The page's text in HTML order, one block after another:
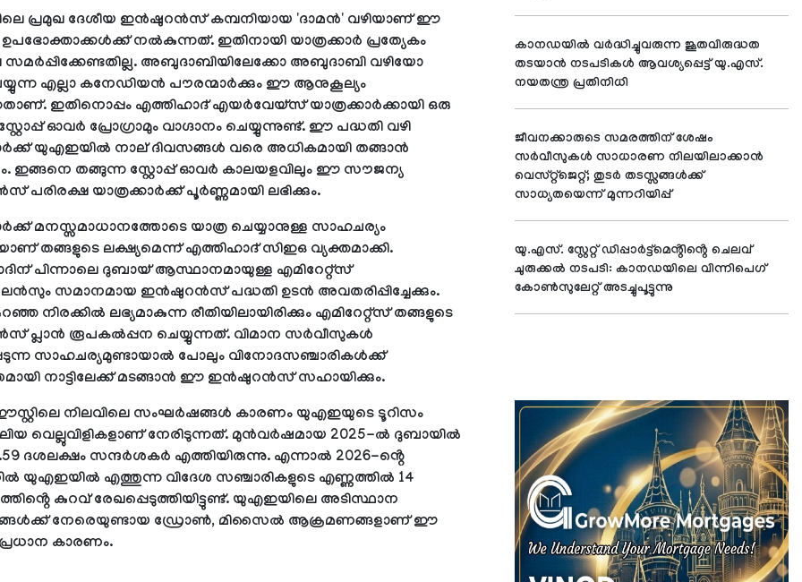
പ്രമുഖ ദേശീയ ഇൻഷുറൻസ് കമ്പനിയായ 'ദാമൻ' വഴിയാണ് ഈ
ഉപഭോക്താക്കൾക്ക് നൽകുന്നത്. ഇതിനായി യാത്രക്കാർ പ്രത്യേകം
അബുദാബിയിലേക്കോ അബുദാബി വഴിയോ
എല്ലാ കനേഡിയൻ പൗരന്മാർക്കും ഈ ആനുകൂല്യം
ഇതിനൊപ്പം എത്തിഹാദ് എയർവേയ്‌സ് യാത്രക്കാർക്കായി ഒരു
ഓവർ പ്രോഗ്രാമും വാഗ്ദാനം ചെയ്യുന്നുണ്ട്. ഈ പദ്ധതി വഴി
യുഎഇയിൽ നാല് ദിവസങ്ങൾ വരെ അധികമായി തങ്ങാൻ
ഇങ്ങനെ തങ്ങുന്ന സ്റ്റോപ്പ് ഓവർ കാലയളവിലും ഈ സൗജന്യ
പരിരക്ഷ യാത്രക്കാർക്ക് പൂർണ്ണമായി ലഭിക്കും.
മനസ്സമാധാനത്തോടെ യാത്ര ചെയ്യാനുള്ള സാഹചര്യം
തങ്ങളുടെ ലക്ഷ്യമെന്ന് എത്തിഹാദ് സിഇഒ വ്യക്തമാക്കി.
പിന്നാലെ ദുബായ് ആസ്ഥാനമായുള്ള എമിറേറ്റ്സ്
സമാനമായ ഇൻഷുറൻസ് പദ്ധതി ഉടൻ അവതരിപ്പിച്ചേക്കും.
നിരക്കിൽ ലഭ്യമാകുന്ന രീതിയിലായിരിക്കും എമിറേറ്റ്സ് തങ്ങളുടെ
പ്ലാൻ രൂപകൽപ്പന ചെയ്യുന്നത്. വിമാന സർവീസുകൾ
സാഹചര്യമുണ്ടായാൽ പോലും വിനോദസഞ്ചാരികൾക്ക്
നാട്ടിലേക്ക് മടങ്ങാൻ ഈ ഇൻഷുറൻസ് സഹായിക്കും.
നിലവിലെ സംഘർഷങ്ങൾ കാരണം യുഎഇയുടെ ടൂറിസം
വെല്ലുവിളികളാണ് നേരിടുന്നത്. മുൻവർഷമായ 2025-ൽ ദുബായിൽ
ദശലക്ഷം സന്ദർശകർ എത്തിയിരുന്നു. എന്നാൽ 2026-ൻ്റെ
യുഎഇയിൽ എത്തുന്ന വിദേശ സഞ്ചാരികളുടെ എണ്ണത്തിൽ 14
കുറവ് രേഖപ്പെടുത്തിയിട്ടുണ്ട്. യുഎഇയിലെ അടിസ്ഥാന
നേരെയുണ്ടായ ഡ്രോൺ, മിസൈൽ ആക്രമണങ്ങളാണ് ഈ
പ്രധാന കാരണം.
കാനഡയിൽ വർദ്ധിച്ചുവരുന്ന ജൂതവിരുദ്ധത
തടയാൻ നടപടികൾ ആവശ്യപ്പെട്ട് യു.എസ്.
നയതന്ത്ര പ്രതിനിധി
ജീവനക്കാരുടെ സമരത്തിന് ശേഷം
സർവീസുകൾ സാധാരണ നിലയിലാക്കാൻ
വെസ്റ്റ്‌ജെറ്റ്; തുടർ തടസ്സങ്ങൾക്ക്
സാധ്യതയെന്ന് മുന്നറിയിപ്പ്
യു.എസ്. സ്റ്റേറ്റ് ഡിപ്പാർട്ട്മെൻ്റിൻ്റെ ചെലവ്
ചുരുക്കൽ നടപടി: കാനഡയിലെ വിന്നിപെഗ്
കോൺസുലേറ്റ് അടച്ചുപൂട്ടുന്നു